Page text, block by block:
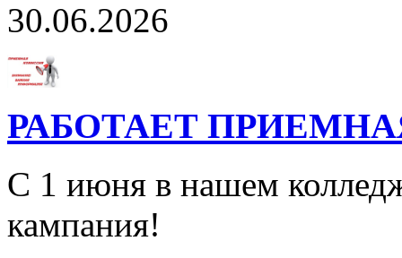
30.06.2026
РАБОТАЕТ
С 1 июня в нашем
кампания!